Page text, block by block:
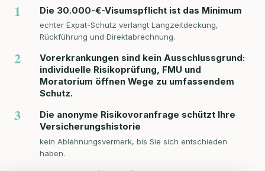
1 Die 30.000-€-Visumspflicht ist das Minimum
echter Expat-Schutz verlangt Langzeitdeckung,
Rückführung und Direktabrechnung.
2
Vorerkrankungen sind kein Ausschlussgrund:
individuelle Risikoprüfung, FMU und
Moratorium öffnen Wege zu umfassendem
Schutz.
3
Die anonyme Risikovoranfrage schützt Ihre
Versicherungshistorie
kein Ablehnungsvermerk, bis Sie sich entschieden
haben.